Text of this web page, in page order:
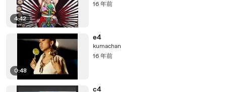
4:42
16 年前
0:48
e4
kumachan
16 年前
c4